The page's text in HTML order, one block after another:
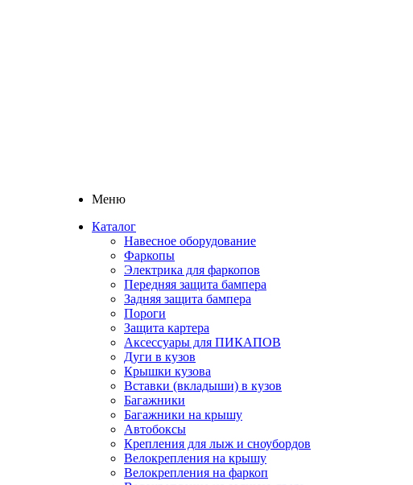
Меню
Каталог
Навесное оборудование
Фаркопы
Электрика для фаркопов
Передняя защита бампера
Задняя защита бампера
Пороги
Защита картера
Аксессуары для ПИКАПОВ
Дуги в кузов
Крышки кузова
Вставки (вкладыши) в кузов
Багажники
Багажники на крышу
Автобоксы
Крепления для лыж и сноубордов
Велокрепления на крышу
Велокрепления на фаркоп